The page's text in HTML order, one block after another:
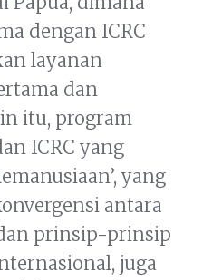
dengan ICRC
layanan
dan
itu, program
ICRC yang
yang
antara
prinsip-prinsip
juga